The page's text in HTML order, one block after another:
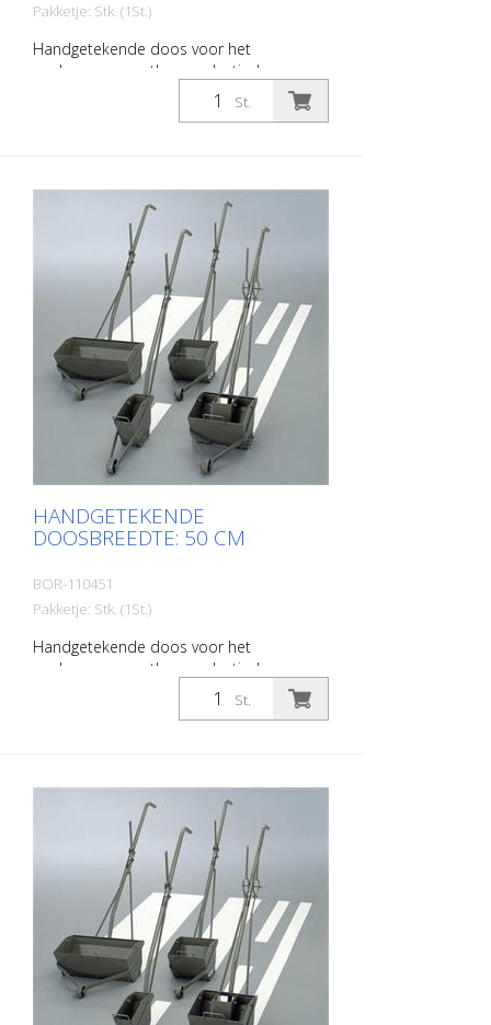
Pakketje: Stk. (1St.)
Handgetekende doos voor het
aanbrengen van thermoplastische en
koude kunststof materialen. Breedte: 25
St.
HANDGETEKENDE
DOOSBREEDTE: 50 CM
BOR-110451
Pakketje: Stk. (1St.)
Handgetekende doos voor het
aanbrengen van thermoplastische en
koude kunststof materialen. Breedte: 50
St.